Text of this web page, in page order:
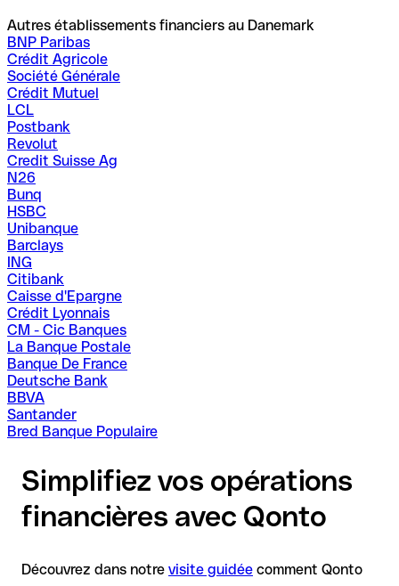
Autres établissements financiers au Danemark
BNP Paribas
Crédit Agricole
Société Générale
Crédit Mutuel
LCL
Postbank
Revolut
Credit Suisse Ag
N26
Bunq
HSBC
Unibanque
Barclays
ING
Citibank
Caisse d'Epargne
Crédit Lyonnais
CM - Cic Banques
La Banque Postale
Banque De France
Deutsche Bank
BBVA
Santander
Bred Banque Populaire
Simplifiez vos opérations
financières avec Qonto
Découvrez dans notre visite guidée comment Qonto